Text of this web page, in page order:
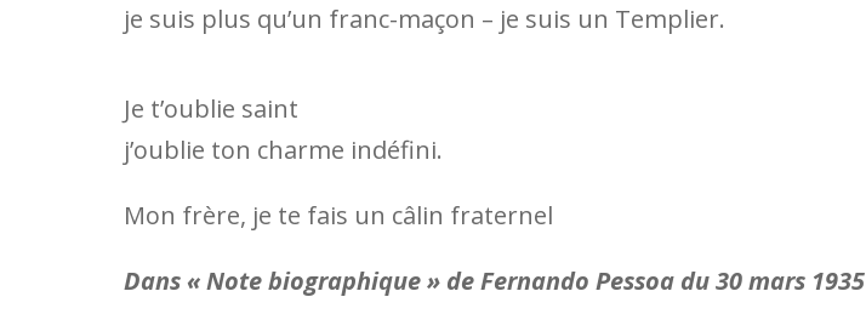
je suis plus qu’un franc-maçon – je suis un Templier.
Je t’oublie saint
j’oublie ton charme indéfini.
Mon frère, je te fais un câlin fraternel
Dans « Note biographique » de Fernando Pessoa du 30 mars 1935